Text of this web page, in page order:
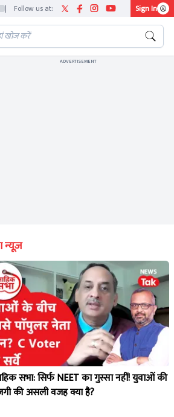
| Follow us at: Sign In
ADVERTISEMENT
न्यूज़
सभा: सिर्फ NEET का गुस्सा नहीं! युवाओं की
की असली वजह क्या है?